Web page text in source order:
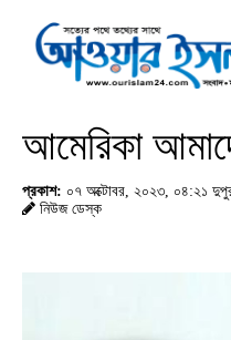
আমেরিকা
প্রকাশ: ০৭ অক্টোবর, ২০২৩, ০৪:২১
নিউজ ডেস্ক